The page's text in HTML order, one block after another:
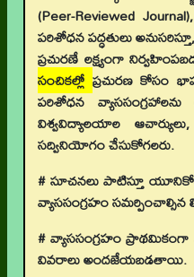
(Peer-Reviewed
పరిశోధన పద్ధతులు
ప్రచురణే లక్ష్యంగా
సంచికల్లో ప్రచురణ కోసం
పరిశోధన వ్యాససంగ్రహాలను
విశ్వవిద్యాలయాల
సద్వినియోగం చేసుకోగలరు.
# సూచనలు పాటిస్తూ
వ్యాససంగ్రహం సమర్పించాల్సిన
# వ్యాససంగ్రహం ప్రాథమికంగా
వివరాలు అందజేయబడతాయి.